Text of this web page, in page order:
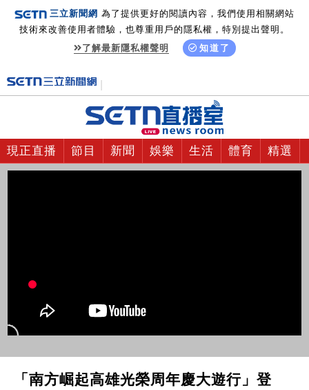
三立新聞網 為了提供更好的閱讀內容，我們使用相關網站
技術來改善使用者體驗，也尊重用戶的隱私權，特別提出聲明。
了解最新隱私權聲明
知道了
現正直播 節目 新聞 娛樂 生活 體育 精選
「南方崛起高雄光榮周年慶大遊行」登